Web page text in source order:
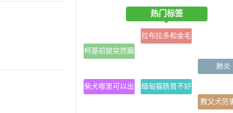
热门标签
柯基前腿突然瘸
拉布拉多和金毛
肺炎
柴犬哪里可以出
缅甸猫肠胃不好
教父犬厉